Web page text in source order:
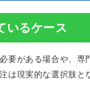
いるケース
要がある場合や、専
は現実的な選択肢と